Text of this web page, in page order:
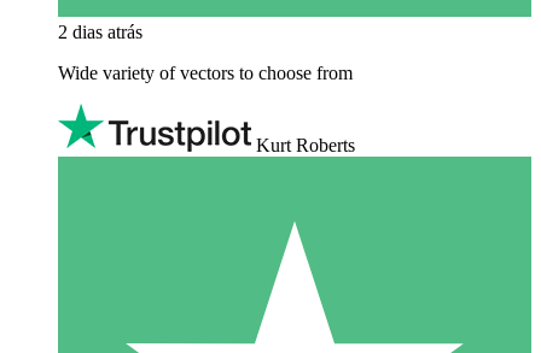
2 dias atrás
Wide variety of vectors to choose from
Kurt Roberts